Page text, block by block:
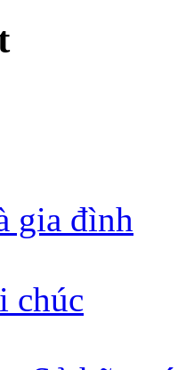
gia đình
chúc